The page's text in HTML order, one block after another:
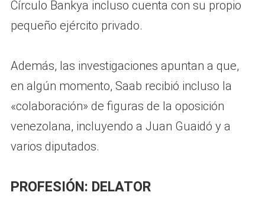
Círculo Bankya incluso cuenta con su propio
pequeño ejército privado.
Además, las investigaciones apuntan a que,
en algún momento, Saab recibió incluso la
«colaboración» de figuras de la oposición
venezolana, incluyendo a Juan Guaidó y a
varios diputados.
PROFESIÓN: DELATOR